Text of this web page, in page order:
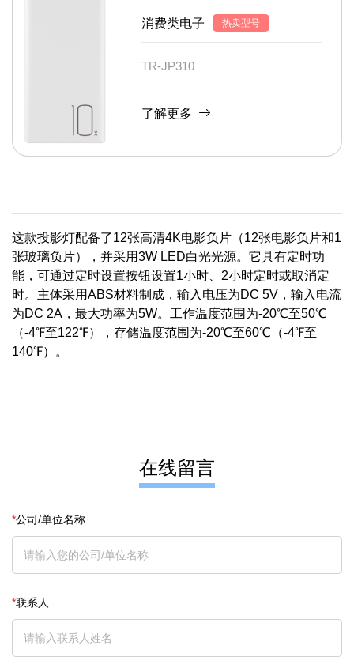
消费类电子 热卖型号
TR-JP310
了解更多
这款投影灯配备了12张高清4K电影负片（12张电影负片和1
张玻璃负片），并采用3W LED白光光源。它具有定时功
能，可通过定时设置按钮设置1小时、2小时定时或取消定
时。主体采用ABS材料制成，输入电压为DC 5V，输入电流
为DC 2A，最大功率为5W。工作温度范围为-20℃至50℃
（-4℉至122℉），存储温度范围为-20℃至60℃（-4℉至
140℉）。
在线留言
*公司/单位名称
*联系人